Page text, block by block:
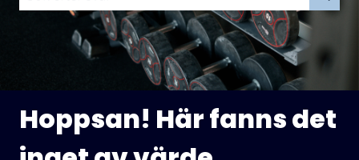
Det finns inga förslag eftersom sökfältet är tomt.
Hoppsan! Här fanns det